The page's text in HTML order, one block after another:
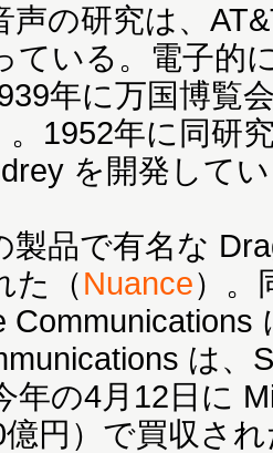
の研究は、
ている。電子的
年に万国博覧
。1952年に同研
を開発して
品で有名な
た（Nuance）。
Communications
は、
年の4月12日に
億円）で買収さ